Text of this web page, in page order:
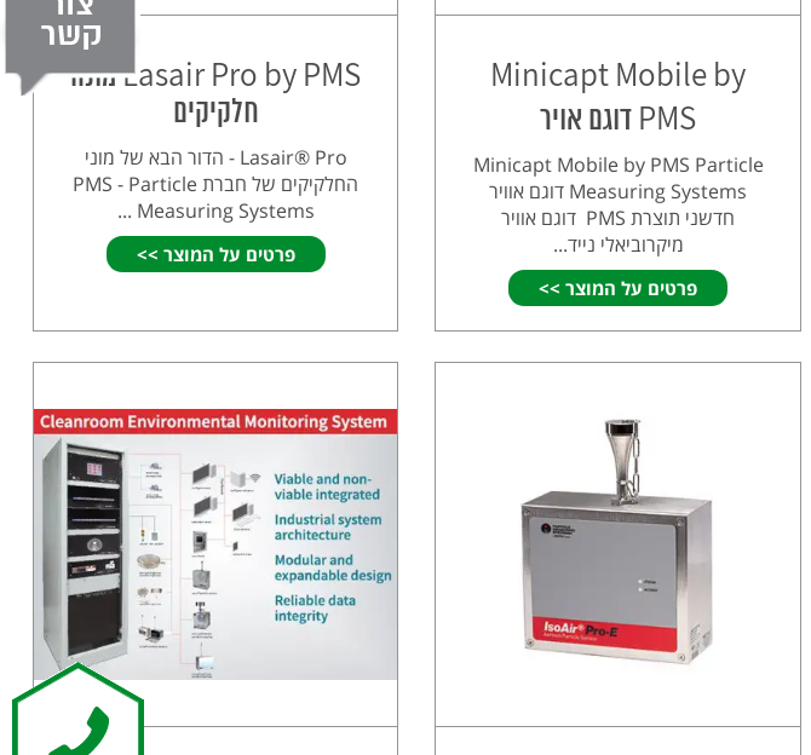
Minicapt Mobile by
PMS דוגם אויר
Minicapt Mobile by PMS Particle
Measuring Systems דוגם אוויר
חדשני תוצרת PMS דוגם אוויר
מיקרוביאלי נייד...
פרטים על המוצר >>
Lasair Pro by PMS מונה
חלקיקים
Lasair® Pro - הדור הבא של מוני
החלקיקים של חברת PMS - Particle
Measuring Systems ...
פרטים על המוצר >>